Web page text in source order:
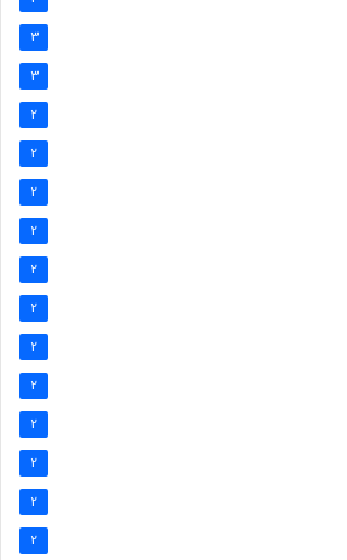
3
3
2
2
2
2
2
2
2
2
2
2
2
2